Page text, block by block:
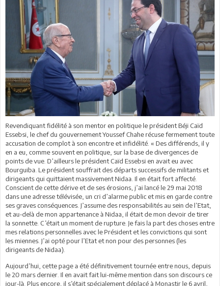
Revendiquant fidélité à son mentor en politique le président Béji Caïd
Essebsi, le chef du gouvernement Youssef Chahe récuse fermement toute
accusation de complot à son encontre et infidélité. « Des différends, il y
en a eu, comme souvent en politique, sur la base de divergences de
points de vue. D’ailleurs le président Caïd Essebsi en avait eu avec
Bourguiba. Le président souffrait des départs successifs de militants et
dirigeants qui quittaient massivement Nidaa. Il en était fort affecté.
Conscient de cette dérive et de ses érosions, j’ai lancé le 29 mai 2018
dans une adresse télévisée, un cri d’alarme public et mis en garde contre
ses graves conséquences. J’assume des responsabilités au sein de l’Etat,
et au-delà de mon appartenance à Nidaa, il était de mon devoir de tirer
la sonnette. C’était un moment de rupture. Je fais la part des choses entre
mes relations personnelles avec le Président et les convictions qui sont
les miennes. J’ai opté pour l’Etat et non pour des personnes (les
dirigeants de Nidaa).
Aujourd’hui, cette page a été définitivement tournée entre nous, depuis
le 20 mars dernier. Il en avait fait lui-même mention dans son discours ce
jour-là. Plus encore, il s’était spécialement déplacé à Monastir le 6 avril,